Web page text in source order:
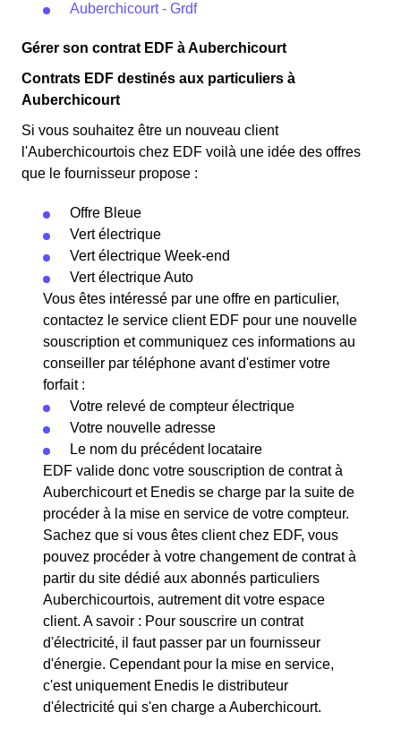
Auberchicourt - Grdf
Gérer son contrat EDF à Auberchicourt
Contrats EDF destinés aux particuliers à
Auberchicourt
Si vous souhaitez être un nouveau client
l'Auberchicourtois chez EDF voilà une idée des offres
que le fournisseur propose :
Offre Bleue
Vert électrique
Vert électrique Week-end
Vert électrique Auto
Vous êtes intéressé par une offre en particulier,
contactez le service client EDF pour une nouvelle
souscription et communiquez ces informations au
conseiller par téléphone avant d'estimer votre
forfait :
Votre relevé de compteur électrique
Votre nouvelle adresse
Le nom du précédent locataire
EDF valide donc votre souscription de contrat à
Auberchicourt et Enedis se charge par la suite de
procéder à la mise en service de votre compteur.
Sachez que si vous êtes client chez EDF, vous
pouvez procéder à votre changement de contrat à
partir du site dédié aux abonnés particuliers
Auberchicourtois, autrement dit votre espace
client. A savoir : Pour souscrire un contrat
d'électricité, il faut passer par un fournisseur
d'énergie. Cependant pour la mise en service,
c'est uniquement Enedis le distributeur
d'électricité qui s'en charge a Auberchicourt.